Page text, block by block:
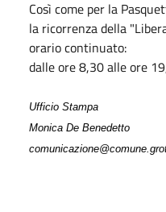
Così come per la
la ricorrenza della
orario continuato:
dalle ore 8,30 alle ore
Ufficio Stampa
Monica De Benedetto